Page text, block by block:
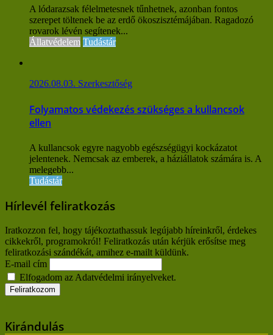
A lódarazsak félelmetesnek tűnhetnek, azonban fontos
szerepet töltenek be az erdő ökoszisztémájában. Ragadozó
rovarok lévén segítenek...
Állatvédelem Tudástár
2026.08.03. Szerkesztőség
Folyamatos védekezés szükséges a kullancsok
ellen
A kullancsok egyre nagyobb egészségügyi kockázatot
jelentenek. Nemcsak az emberek, a háziállatok számára is. A
melegebb...
Tudástár
Hírlevél feliratkozás
Iratkozzon fel, hogy tájékoztathassuk legújabb híreinkről, érdekes
cikkekről, programokról! Feliratkozás után kérjük erősítse meg
feliratkozási szándékát, amihez e-mailt küldünk.
E-mail cím
Elfogadom az Adatvédelmi irányelveket.
Kirándulás